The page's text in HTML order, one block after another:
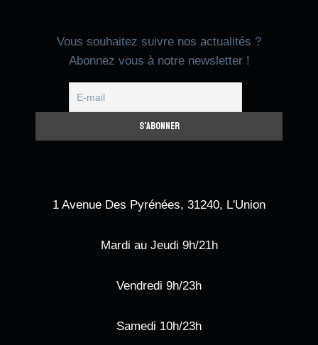
Vous souhaitez suivre nos actualités ?
Abonnez vous à notre newsletter !
1 Avenue Des Pyrénées, 31240, L'Union
Mardi au Jeudi 9h/21h
Vendredi 9h/23h
Samedi 10h/23h